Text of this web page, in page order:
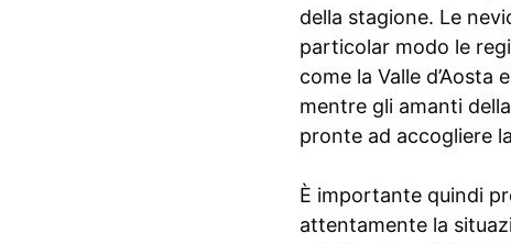
della stagione. Le
particolar modo le
come la Valle
mentre gli amanti
pronte ad accogliere
È importante quindi
attentamente la